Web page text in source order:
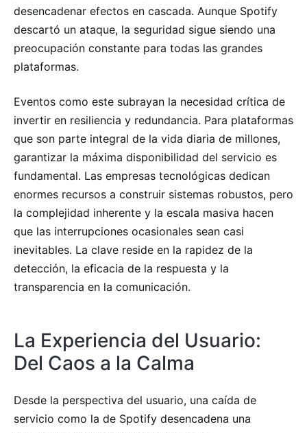
desencadenar efectos en cascada. Aunque Spotify
descartó un ataque, la seguridad sigue siendo una
preocupación constante para todas las grandes
plataformas.
Eventos como este subrayan la necesidad crítica de
invertir en resiliencia y redundancia. Para plataformas
que son parte integral de la vida diaria de millones,
garantizar la máxima disponibilidad del servicio es
fundamental. Las empresas tecnológicas dedican
enormes recursos a construir sistemas robustos, pero
la complejidad inherente y la escala masiva hacen
que las interrupciones ocasionales sean casi
inevitables. La clave reside en la rapidez de la
detección, la eficacia de la respuesta y la
transparencia en la comunicación.
La Experiencia del Usuario:
Del Caos a la Calma
Desde la perspectiva del usuario, una caída de
servicio como la de Spotify desencadena una